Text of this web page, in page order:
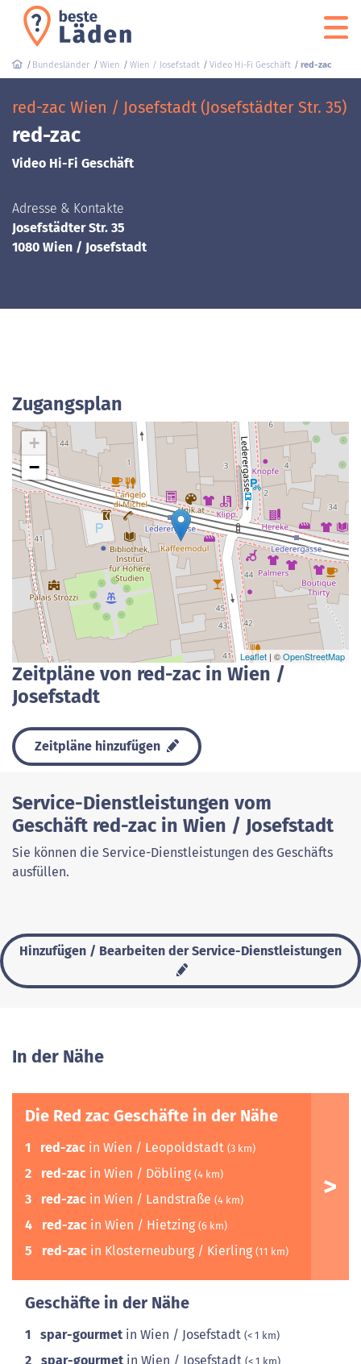
Bundesländer Wien Wien / Josefstadt Video Hi-Fi Geschäft red-zac
red-zac Wien / Josefstadt (Josefstädter Str. 35)
red-zac
Video Hi-Fi Geschäft
Adresse & Kontakte
Josefstädter Str. 35
1080 Wien / Josefstadt
Zugangsplan
+
−
Leaflet | ©OpenStreetMap
Zeitpläne von red-zac in Wien /
Josefstadt
Zeitpläne hinzufügen
Service-Dienstleistungen vom
Geschäft red-zac in Wien / Josefstadt
Sie können die Service-Dienstleistungen des Geschäfts
ausfüllen.
Hinzufügen / Bearbeiten der Service-Dienstleistungen
In der Nähe
Die Red zac Geschäfte in der Nähe
1 red-zac in Wien / Leopoldstadt (3 km)
2 red-zac in Wien / Döbling (4 km)
3 red-zac in Wien / Landstraße (4 km)
4 red-zac in Wien / Hietzing (6 km)
5 red-zac in Klosterneuburg / Kierling (11 km)
Geschäfte in der Nähe
1 spar-gourmet in Wien / Josefstadt (< 1 km)
2 spar-gourmet in Wien / Josefstadt (< 1 km)